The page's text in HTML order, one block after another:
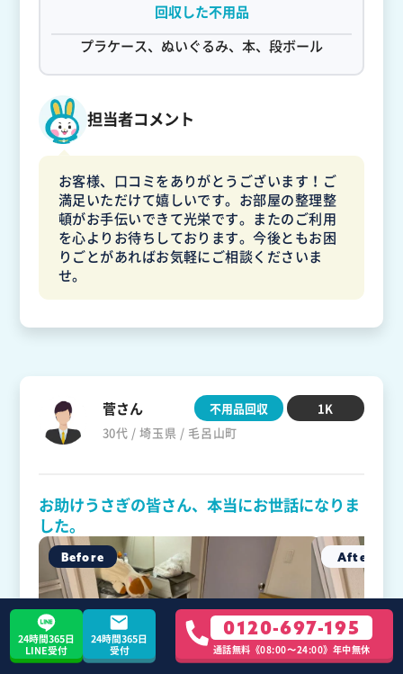
回収した不用品
プラケース、ぬいぐるみ、本、段ボール
担当者コメント
お客様、口コミをありがとうございます！ご
満足いただけて嬉しいです。お部屋の整理整
頓がお手伝いできて光栄です。またのご利用
を心よりお待ちしております。今後ともお困
りごとがあればお気軽にご相談くださいま
せ。
菅さん
30代 / 埼玉県 / 毛呂山町
不用品回収 1K
お助けうさぎの皆さん、本当にお世話になりま
した。
24時間365日
LINE受付
24時間365日
受付
0120-697-195
通話無料《08:00〜24:00》年中無休